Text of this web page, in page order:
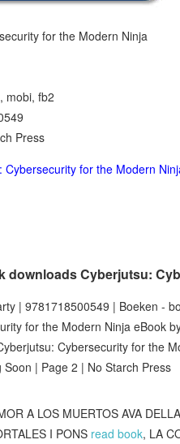
for the Modern Ninja
mobi, fb2
Press
Cybersecurity for the Modern
downloads Cyberjutsu:
| 9781718500549 | Boeken -
for the Modern Ninja eBook
Cybersecurity for the
| Page 2 | No Starch Press
A LOS MUERTOS AVA
I PONS read book, LA